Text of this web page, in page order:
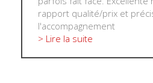
rapport qualité/prix et
l'accompagnement
> Lire la suite